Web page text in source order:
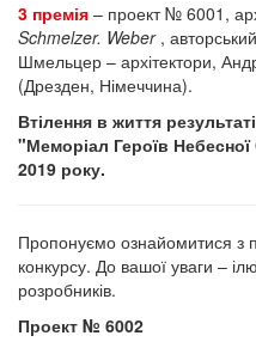
3 премія – проект № 6001,
Schmelzer. Weber,
Шмельцер – архітектори,
(Дрезден, Німеччина).
Втілення в життя
"Меморіал Героїв
2019 року.
Пропонуємо ознайомитися з
конкурсу. До вашої уваги –
розробників.
Проект № 6002